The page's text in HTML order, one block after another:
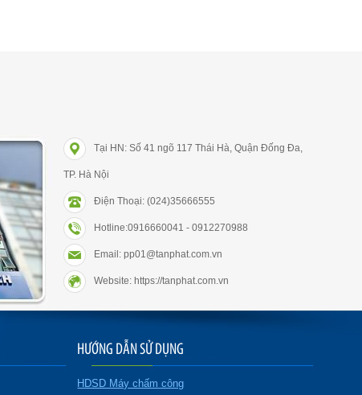
Tại HN: Số 41 ngõ 117 Thái Hà, Quận Đống Đa,
TP. Hà Nội
Điện Thoại: (024)35666555
Hotline:0916660041 - 0912270988
Email: pp01@tanphat.com.vn
Website: https://tanphat.com.vn
HƯỚNG DẪN SỬ DỤNG
HDSD Máy chấm công